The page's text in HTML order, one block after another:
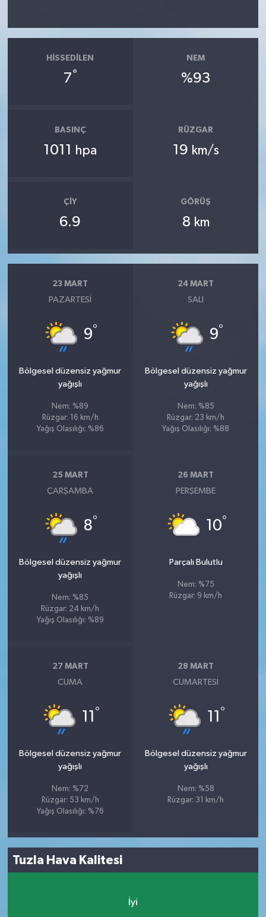
HISSEDILEN
7°
NEM
%93
BASINÇ
1011 hpa
RÜZGAR
19 km/s
ÇIY
6.9
GÖRÜŞ
8 km
23 MART
PAZARTESI
9°
Bölgesel düzensiz yağmur
yağışlı
Nem: %89
Rüzgar: 16 km/h
Yağış Olasılığı: %86
24 MART
SALI
9°
Bölgesel düzensiz yağmur
yağışlı
Nem: %85
Rüzgar: 23 km/h
Yağış Olasılığı: %88
25 MART
ÇARŞAMBA
8°
Bölgesel düzensiz yağmur
yağışlı
Nem: %85
Rüzgar: 24 km/h
Yağış Olasılığı: %89
26 MART
PERŞEMBE
10°
Parçalı Bulutlu
Nem: %75
Rüzgar: 9 km/h
27 MART
CUMA
11 °
Bölgesel düzensiz yağmur
yağışlı
Nem: %72
Rüzgar: 53 km/h
Yağış Olasılığı: %76
28 MART
CUMARTESI
11 °
Bölgesel düzensiz yağmur
yağışlı
Nem: %58
Rüzgar: 31 km/h
Tuzla Hava Kalitesi
İyi